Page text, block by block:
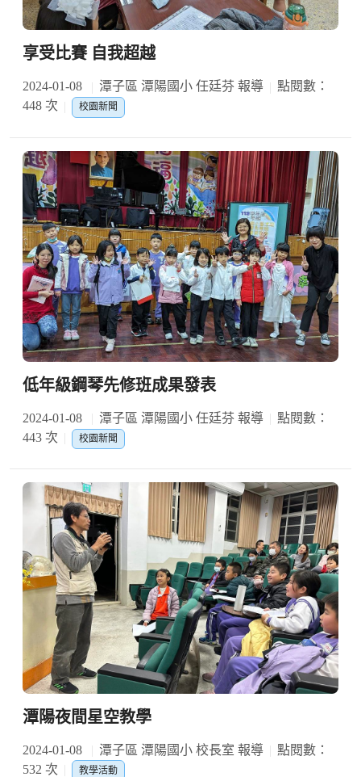
享受比賽 自我超越
2024-01-08 潭子區 潭陽國小 任廷芬 報導
點閱數：
448 次
校園新聞
低年級鋼琴先修班成果發表
2024-01-08 潭子區 潭陽國小 任廷芬 報導
點閱數：
443 次
校園新聞
潭陽夜間星空教學
2024-01-08 潭子區 潭陽國小 校長室 報導
點閱數：
532 次
教學活動